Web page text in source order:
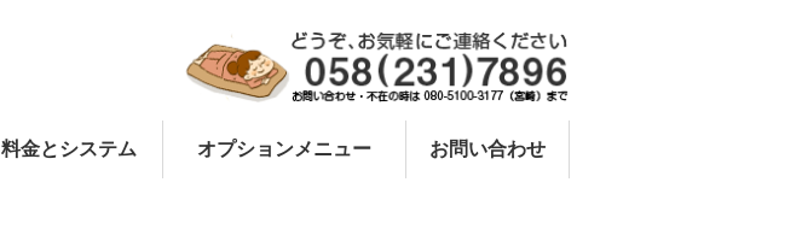
料金とシステム オプションメニュー お問い合わせ